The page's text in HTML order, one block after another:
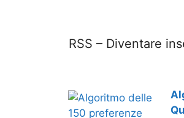
RSS – Diventare